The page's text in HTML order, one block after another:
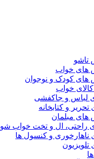
تاشو
های خواب
کودک و نوجوان
خواب
لباس و جاکفشی
تحریر و کتابخانه
مبلمان
راحتی، ال و تخت خواب شو
ناهارخوری و کنسول ها
تلویزیون